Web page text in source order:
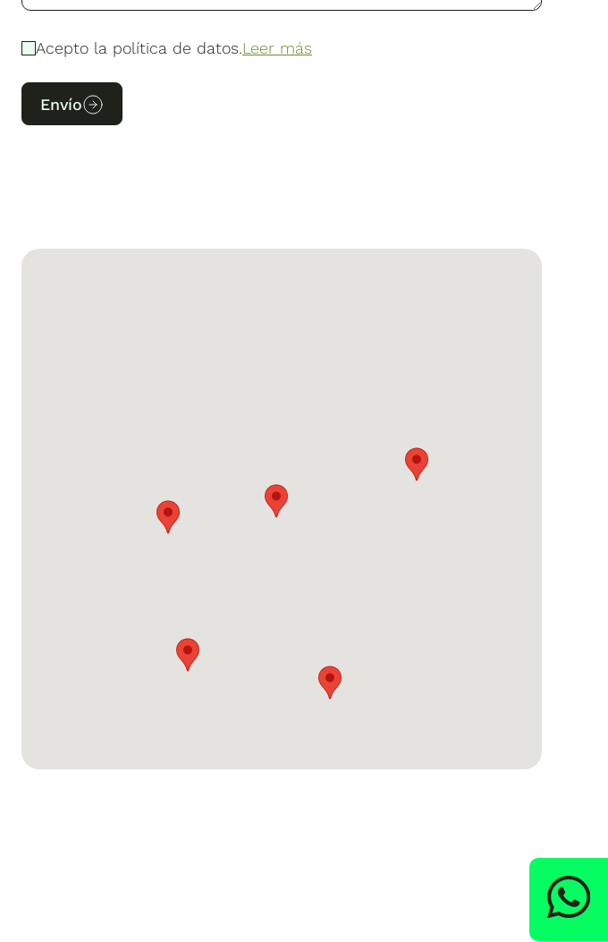
Acepto la política de datos.Leer más
Envío